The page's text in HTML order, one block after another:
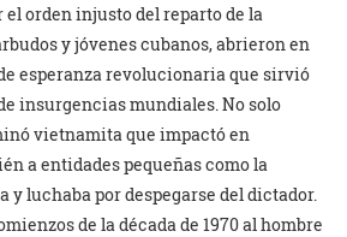
orden injusto del reparto de la
y jóvenes cubanos, abrieron en
esperanza revolucionaria que sirvió
insurgencias mundiales. No solo
vietnamita que impactó en
a entidades pequeñas como la
y luchaba por despegarse del dictador.
de la década de 1970 al hombre